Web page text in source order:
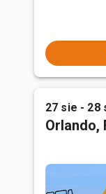
27 sie - 28
Orlando,